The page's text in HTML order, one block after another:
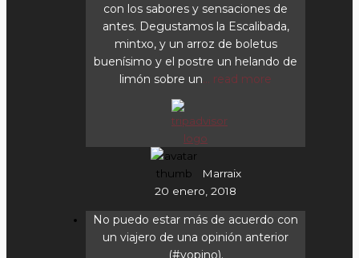
con los sabores y sensaciones de
antes. Degustamos la Escalibada,
mintxo, y un arroz de boletus
buenísimo y el postre un helando de
limón sobre un... read more
Marraix
20 enero, 2018
No puedo estar más de acuerdo con
un viajero de una opinión anterior
(#yopino).